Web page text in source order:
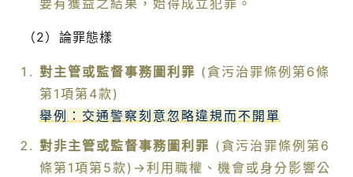
要有獲益之結果，始得成立犯罪。
（2）論罪態樣
對主管或監督事務圖利罪 (貪污治罪條例第6條
第1項第4款)
舉例：交通警察刻意忽略違規而不開單
對非主管或監督事務圖利罪 (貪污治罪條例第6
條第1項第5款)→利用職權、機會或身分影響公